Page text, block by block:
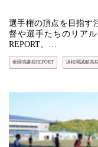
選手権の頂点を目指す
督や選手たちのリア
REPORT。…
全国強豪校REPORT 浜松開誠館高